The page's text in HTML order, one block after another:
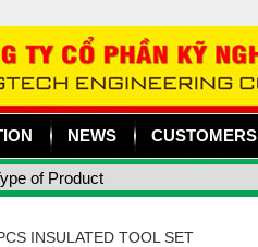
NEWS CUSTOMERS
INSULATED TOOL SET